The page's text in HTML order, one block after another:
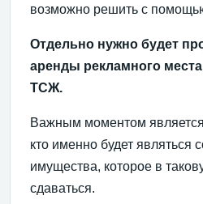
возможно решить с
Отдельно нужно будет
аренды рекламного
ТСЖ.
Важным моментом является
кто именно будет являться
имущества, которое в
сдаваться.